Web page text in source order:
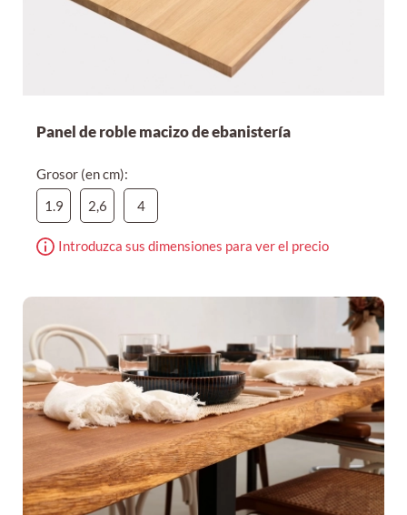
Panel de roble macizo de ebanistería
Grosor (en cm):
1.9
2,6 4
Introduzca sus dimensiones para ver el precio